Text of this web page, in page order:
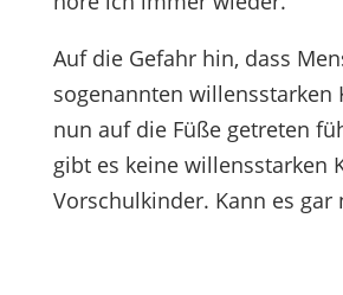
Auf die Gefahr hin, dass
sogenannten willensstarken
nun auf die Füße getreten
gibt es keine willensstarken
Vorschulkinder. Kann es gar